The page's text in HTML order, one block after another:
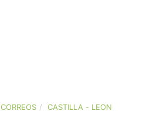
CORREOS CASTILLA - LEON